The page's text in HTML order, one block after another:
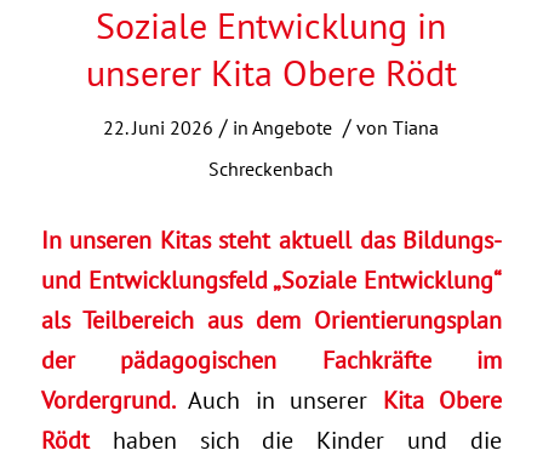
Soziale Entwicklung in
unserer Kita Obere Rödt
22. Juni 2026 / inAngebote / vonTiana
Schreckenbach
In unseren Kitas steht aktuell das Bildungs-
und Entwicklungsfeld „Soziale Entwicklung“
als Teilbereich aus dem Orientierungsplan
der pädagogischen Fachkräfte im
Vordergrund.Auch in unserer Kita Obere
Rödthaben sich die Kinder und die